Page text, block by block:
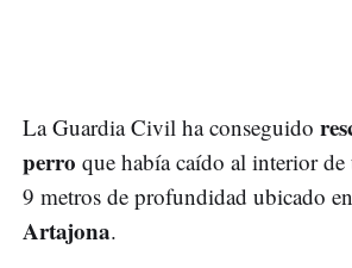
La Guardia Civil ha conseguido
perro que había caído al interior
9 metros de profundidad ubicado
Artajona.